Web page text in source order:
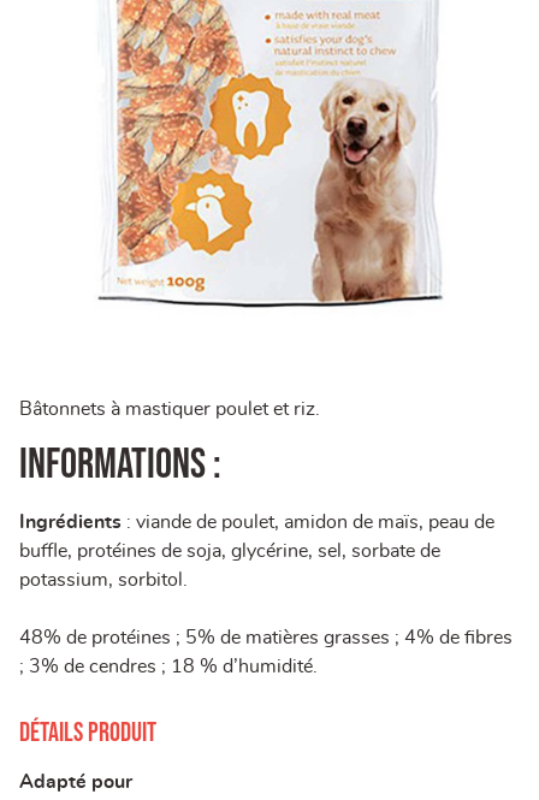
Bâtonnets à mastiquer poulet et riz.
Informations :
Ingrédients : viande de poulet, amidon de maïs, peau de
buffle, protéines de soja, glycérine, sel, sorbate de
potassium, sorbitol.
48% de protéines ; 5% de matières grasses ; 4% de fibres
; 3% de cendres ; 18 % d’humidité.
Détails produit
Adapté pour